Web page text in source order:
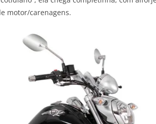
motor/carenagens.